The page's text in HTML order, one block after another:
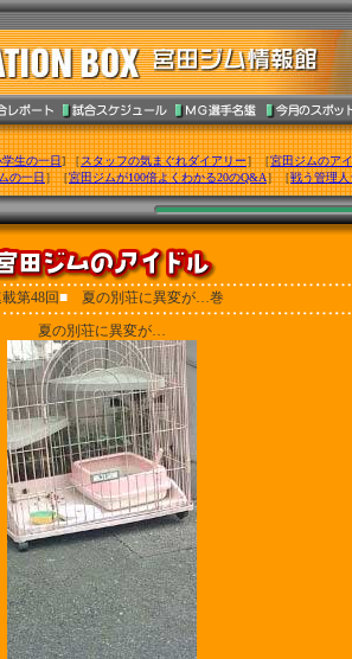
学生の一日] ［スタッフの気まぐれダイアリー］［宮田ジムのア
の一日］［宮田ジムが100倍よくわかる20のQ&A］［戦う管理
第48回■ 夏の別荘に異変が…巻
夏の別荘に異変が…